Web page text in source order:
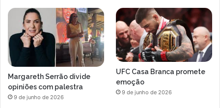
Margareth Serrão divide
opiniões com palestra
9 de junho de 2026
UFC Casa Branca promete
emoção
9 de junho de 2026